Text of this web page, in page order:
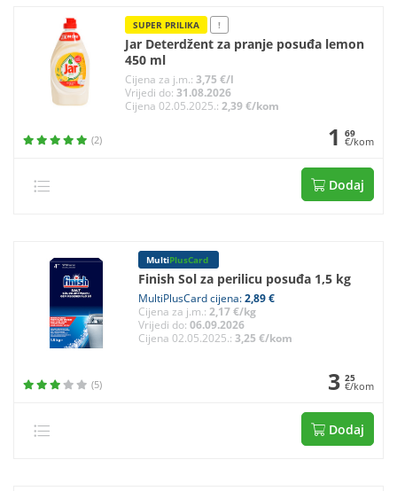
SUPER PRILIKA !
Jar Deterdžent za pranje posuđa lemon
450 ml
Cijena za j.m.:3,75 €/l
Vrijedi do:31.08.2026
Cijena 02.05.2025.:2,39 €/kom
(2) 1 69
€/kom
Dodaj
MultiPlusCard
Finish Sol za perilicu posuđa 1,5 kg
MultiPlusCard cijena:2,89 €
Cijena za j.m.: 2,17 €/kg
Vrijedi do: 06.09.2026
Cijena 02.05.2025.: 3,25 €/kom
(5) 3 25
€/kom
Dodaj